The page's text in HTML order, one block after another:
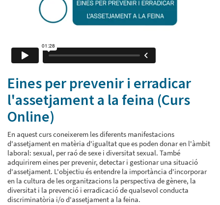
Eines per prevenir i erradicar
l'assetjament a la feina (Curs
Online)
En aquest curs coneixerem les diferents manifestacions
d'assetjament en matèria d'igualtat que es poden donar en l'àmbit
laboral: sexual, per raó de sexe i diversitat sexual. També
adquirirem eines per prevenir, detectar i gestionar una situació
d'assetjament. L'objectiu és entendre la importància d'incorporar
en la cultura de les organitzacions la perspectiva de gènere, la
diversitat i la prevenció i erradicació de qualsevol conducta
discriminatòria i/o d'assetjament a la feina.